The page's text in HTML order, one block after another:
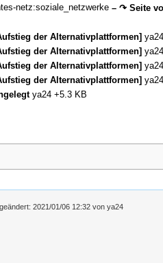
netz:soziale_netzwerke– ↷ Seite
der Alternativplattformen]ya24
der Alternativplattformen]ya24
der Alternativplattformen]ya24
der Alternativplattformen]ya24
ya24 +5.3 KB
2021/01/06 12:32 von ya24